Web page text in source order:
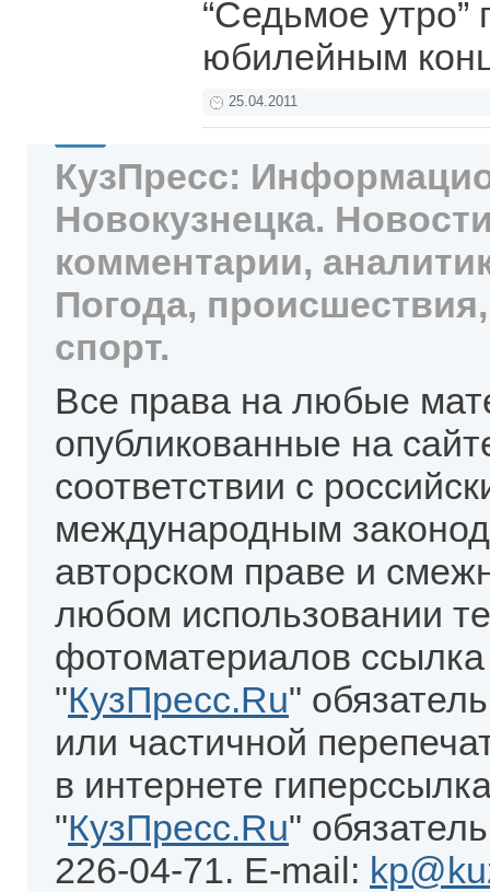
“Седьмое утро”
юбилейным
25.04.2011
КузПресс:
Новокузнецка.
комментарии,
Погода,
спорт.
Все права на любые
опубликованные на
соответствии с
международным
авторском праве и
любом использовании
фотоматериалов
"КузПресс.Ru"
или частичной
в интернете
"КузПресс.Ru"
226-04-71. E-mail: